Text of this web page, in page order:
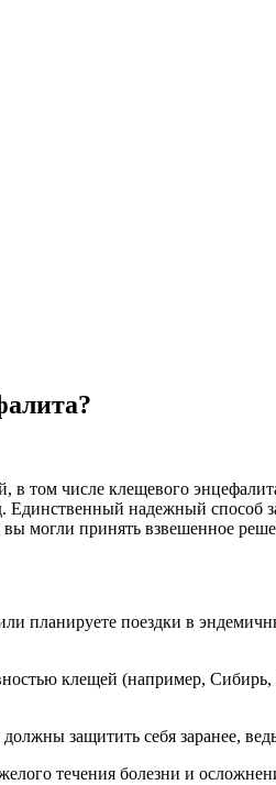
в том числе клещевого
Единственный надежный способ
могли принять взвешенное
планируете поездки в
клещей (например,
защитить себя заранее,
течения болезни и